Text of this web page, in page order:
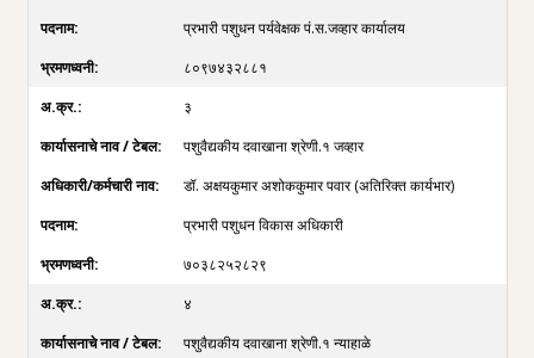
प्रभारी पशुधन पर्यवेक्षक पं.स.जव्हार कार्यालय
८०९७४३२८८१
३
पशुवैद्यकीय दवाखाना श्रेणी.१ जव्हार
डॉ. अक्षयकुमार अशोककुमार पवार (अतिरिक्त कार्यभार)
प्रभारी पशुधन विकास अधिकारी
७०३८२५२८२९
४
पशुवैद्यकीय दवाखाना श्रेणी.१ न्याहाळे